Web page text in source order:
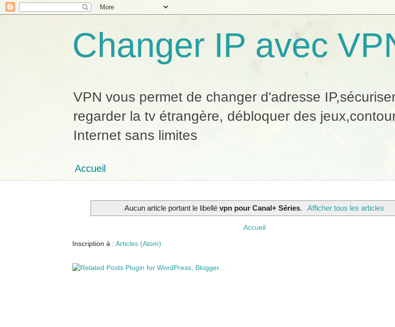
Changer IP avec
VPN vous permet de changer d'adresse
regarder la tv étrangère, débloquer des
Internet sans limites
Accueil
Aucun article portant le libellévpn pour Canal+ Séries. Afficher tous les articles
Accueil
Inscription à : Articles (Atom)